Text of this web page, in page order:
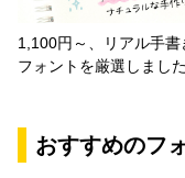
1,100円～、リアル手
フォントを厳選しました
おすすめのフ